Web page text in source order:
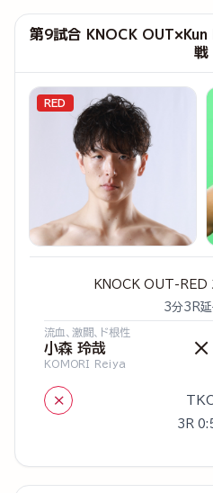
第9試合 KNOCK
戦
RED
KNOCK OUT-RED
3分3R
流血、激闘、ド根性
小森 玲哉
KOMORI Reiya
×
×
3R